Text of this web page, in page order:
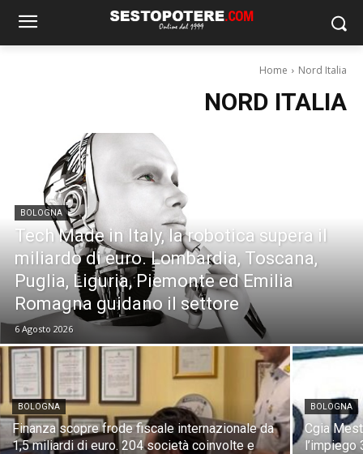
Home Nord Italia
NORD ITALIA
BOLOGNA
Tech Made in Italy, la robotica supera il
miliardo di euro. Lombardia, Toscana,
Puglia, Liguria, Piemonte ed Emilia
Romagna guidano il settore
6 Agosto 2026
BOLOGNA
Finanza scopre frode fiscale internazionale da
1,5 miliardi di euro. 204 società coinvolte e
BOLOGNA
Cgia
l’impiego